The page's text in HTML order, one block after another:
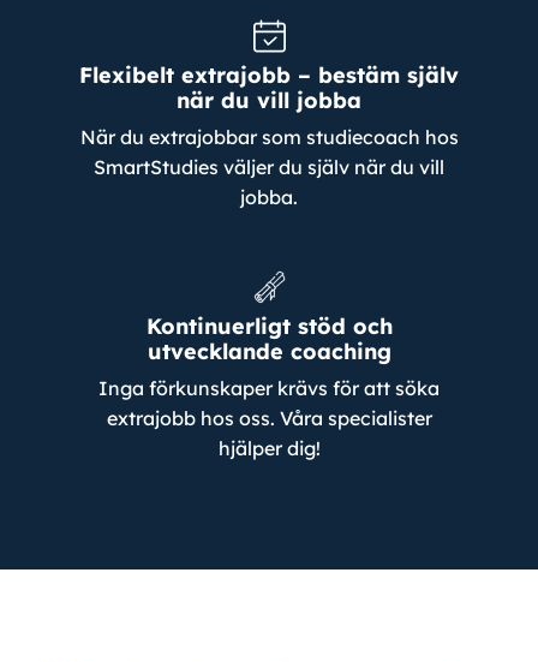
Flexibelt extrajobb – bestäm själv
när du vill jobba
När du extrajobbar som studiecoach hos
SmartStudies väljer du själv när du vill
jobba.
Kontinuerligt stöd och
utvecklande coaching
Inga förkunskaper krävs för att söka
extrajobb hos oss. Våra specialister
hjälper dig!